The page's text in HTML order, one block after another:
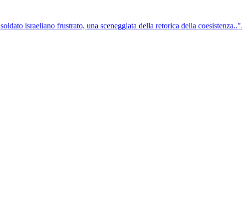
israeliano frustrato, una sceneggiata della retorica della